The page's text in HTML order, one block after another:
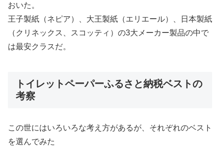
おいた。
王子製紙（ネピア）、大王製紙（エリエール）、日本製紙
（クリネックス、スコッティ）の3大メーカー製品の中で
は最安クラスだ。
トイレットペーパーふるさと納税ベストの
考察
この世にはいろいろな考え方があるが、それぞれのベスト
を選んでみた